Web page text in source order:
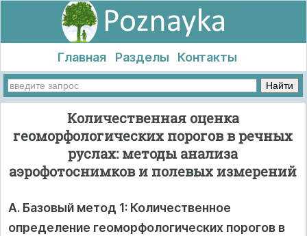
Главная Разделы Контакты
Количественная оценка
геоморфологических порогов в речных
руслах: методы анализа
аэрофотоснимков и полевых измерений
A. Базовый метод 1: Количественное
определение геоморфологических порогов в